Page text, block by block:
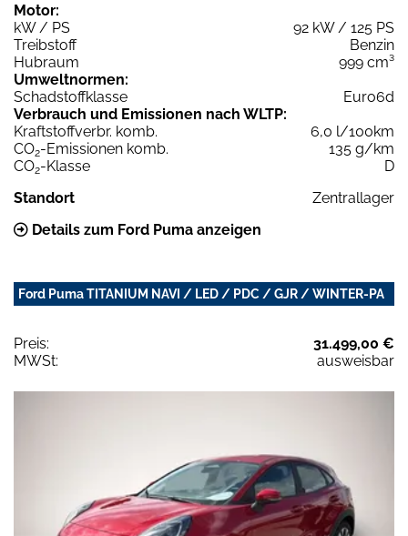
Motor:
kW / PS
92 kW / 125 PS
Treibstoff
Benzin
Hubraum
999 cm³
Umweltnormen:
Schadstoffklasse
Euro6d
Verbrauch und Emissionen nach WLTP:
Kraftstoffverbr. komb.
6,0 l/100km
CO2-Emissionen komb.
135 g/km
CO2-Klasse
D
Standort
Zentrallager
Details zum Ford Puma anzeigen
Ford Puma TITANIUM NAVI / LED / PDC / GJR / WINTER-PA
Preis:
31.499,00 €
MWSt:
ausweisbar